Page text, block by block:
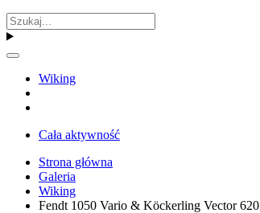
Wiking
Cała aktywność
Strona główna
Galeria
Wiking
Fendt 1050 Vario & Köckerling Vector 620